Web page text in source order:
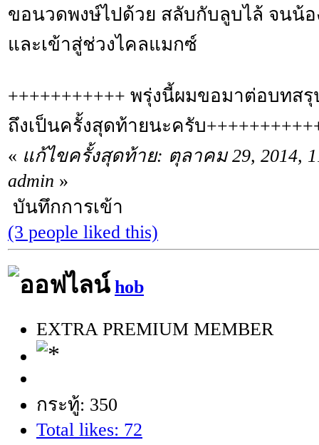
ขอนวดพงษ์ไปด้วย สลับกับลูบไล้ จนน้
และเข้าสู่ช่วงไคลแมกซ์
+++++++++++ พรุ่งนี้ผมขอมาต่อบทส
ถึงเป็นครั้งสุดท้ายนะครับ
« แก้ไขครั้งสุดท้าย: ตุลาคม 29, 2014,
admin »
บันทึกการเข้า
(3 people liked this)
hob
EXTRA PREMIUM MEMBER
กระทู้: 350
Total likes: 72